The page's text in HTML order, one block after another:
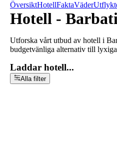
ÖversiktHotellFaktaVäder
Hotell - Barbati
Utforska vårt utbud av hotell i
budgetvänliga alternativ till
Laddar hotell...
Alla filter